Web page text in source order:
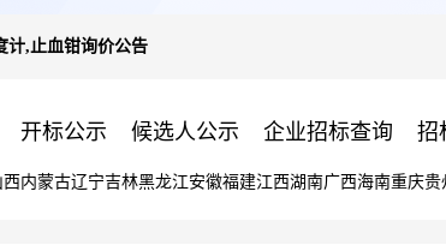
计,止血钳询价公告
开标公示 候选人公示 企业招标查询 招
西内蒙古辽宁吉林黑龙江安徽福建江西湖南广西海南重庆贵